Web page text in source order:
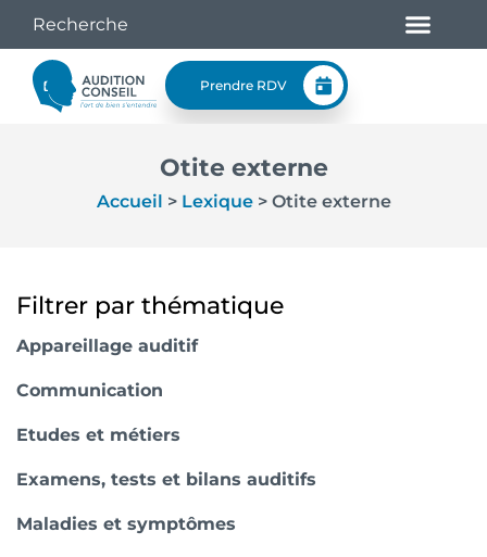
Prendre RDV
Otite externe
Accueil > Lexique> Otite externe
Filtrer par thématique
Appareillage auditif
Communication
Etudes et métiers
Examens, tests et bilans auditifs
Maladies et symptômes